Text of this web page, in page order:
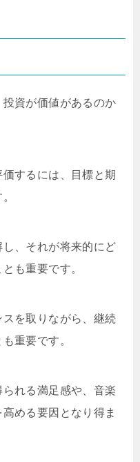
資が価値があるのか
するには、目標と期
、それが将来的にど
も重要です。
を取りながら、継続
重要です。
れる満足感や、音楽
める要因となり得ま